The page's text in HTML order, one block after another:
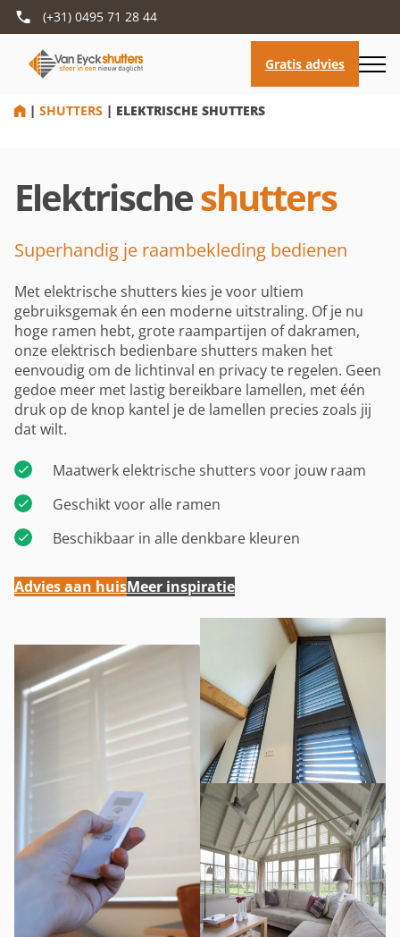
(+31) 0495 71 28 44
HOME
| SHUTTERS | ELEKTRISCHE SHUTTERS
Elektrischeshutters
Superhandig je raambekleding bedienen
Met elektrische shutters kies je voor ultiem
gebruiksgemak én een moderne uitstraling. Of je nu
hoge ramen hebt, grote raampartijen of dakramen,
onze elektrisch bedienbare shutters maken het
eenvoudig om de lichtinval en privacy te regelen. Geen
gedoe meer met lastig bereikbare lamellen, met één
druk op de knop kantel je de lamellen precies zoals jij
dat wilt.
Maatwerk elektrische shutters voor jouw raam
Geschikt voor alle ramen
Beschikbaar in alle denkbare kleuren
Advies aan huisMeer inspiratie